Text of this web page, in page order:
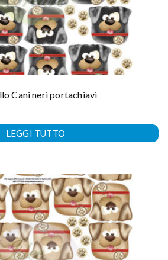
Cani neri portachiavi
LEGGI TUTTO